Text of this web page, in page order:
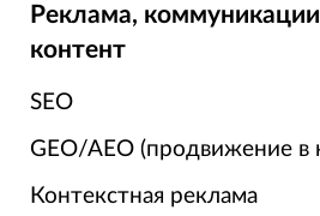
Реклама,
контент
SEO
GEO/AEO (продвижение в
Контекстная реклама